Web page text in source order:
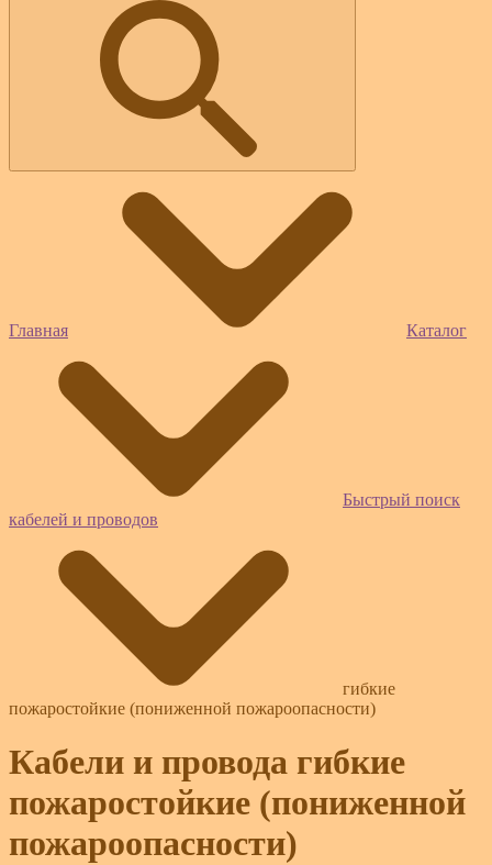
Главная Каталог
Быстрый поиск
кабелей и проводов
гибкие
пожаростойкие (пониженной пожароопасности)
Кабели и провода гибкие
пожаростойкие (пониженной
пожароопасности)